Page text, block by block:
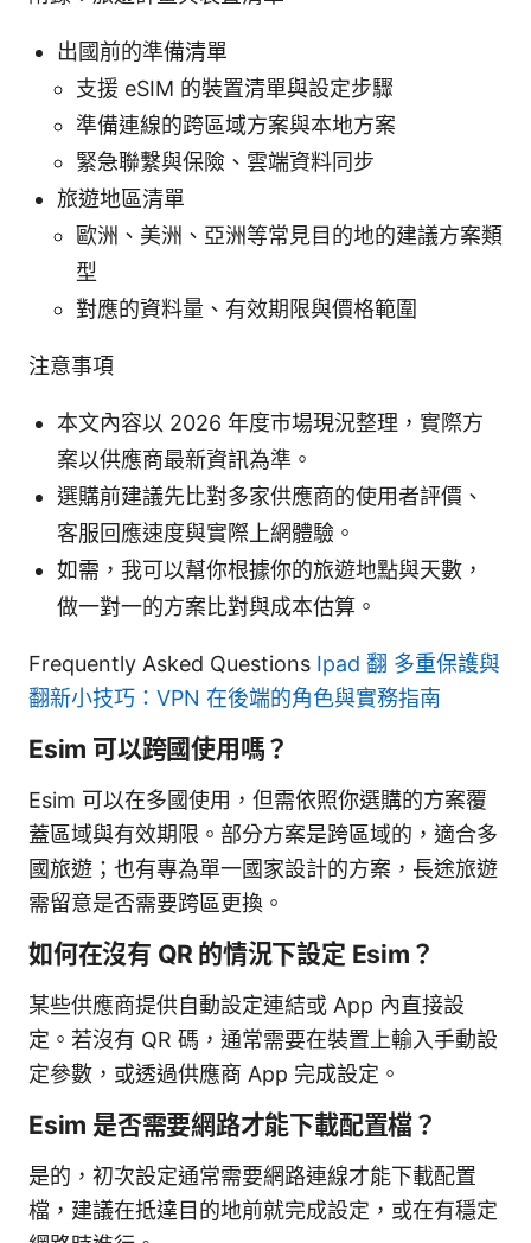
出國前的準備清單
支援 eSIM 的裝置清單與設定步驟
準備連線的跨區域方案與本地方案
緊急聯繫與保險、雲端資料同步
旅遊地區清單
歐洲、美洲、亞洲等常見目的地的建議方案類
型
對應的資料量、有效期限與價格範圍
注意事項
本文內容以 2026 年度市場現況整理，實際方
案以供應商最新資訊為準。
選購前建議先比對多家供應商的使用者評價、
客服回應速度與實際上網體驗。
如需，我可以幫你根據你的旅遊地點與天數，
做一對一的方案比對與成本估算。
Frequently Asked Questions Ipad 翻 多重保護與
翻新小技巧：VPN 在後端的角色與實務指南
Esim 可以跨國使用嗎？
Esim 可以在多國使用，但需依照你選購的方案覆
蓋區域與有效期限。部分方案是跨區域的，適合多
國旅遊；也有專為單一國家設計的方案，長途旅遊
需留意是否需要跨區更換。
如何在沒有 QR 的情況下設定 Esim？
某些供應商提供自動設定連結或 App 內直接設
定。若沒有 QR 碼，通常需要在裝置上輸入手動設
定參數，或透過供應商 App 完成設定。
Esim 是否需要網路才能下載配置檔？
是的，初次設定通常需要網路連線才能下載配置
檔，建議在抵達目的地前就完成設定，或在有穩定